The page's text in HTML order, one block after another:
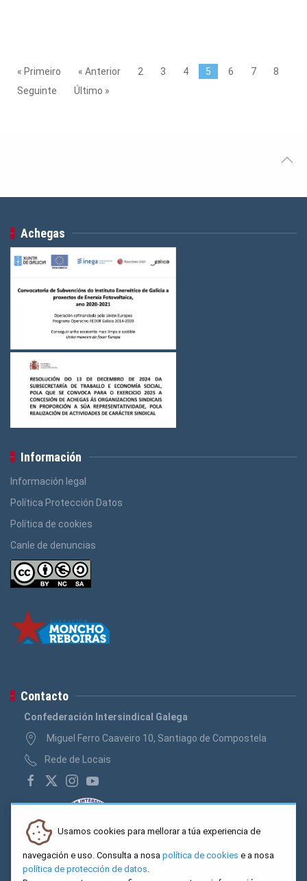
« Primeiro « Anterior 2 3 4 5 6 7
8
Seguinte
Último »
Achegas
Información
Información legal
Política Protección Datos
Política de cookies
Canle de denuncias
Contacto
Confederación Intersindical Galega
Miguel Ferro Caaveiro 10, Santiago de Compostela
Rede de Locais
Usamos cookies para mellorar a túa experiencia de
navegación e uso. Consulta a nosa política de cookies e a nosa
política de protección de datos.